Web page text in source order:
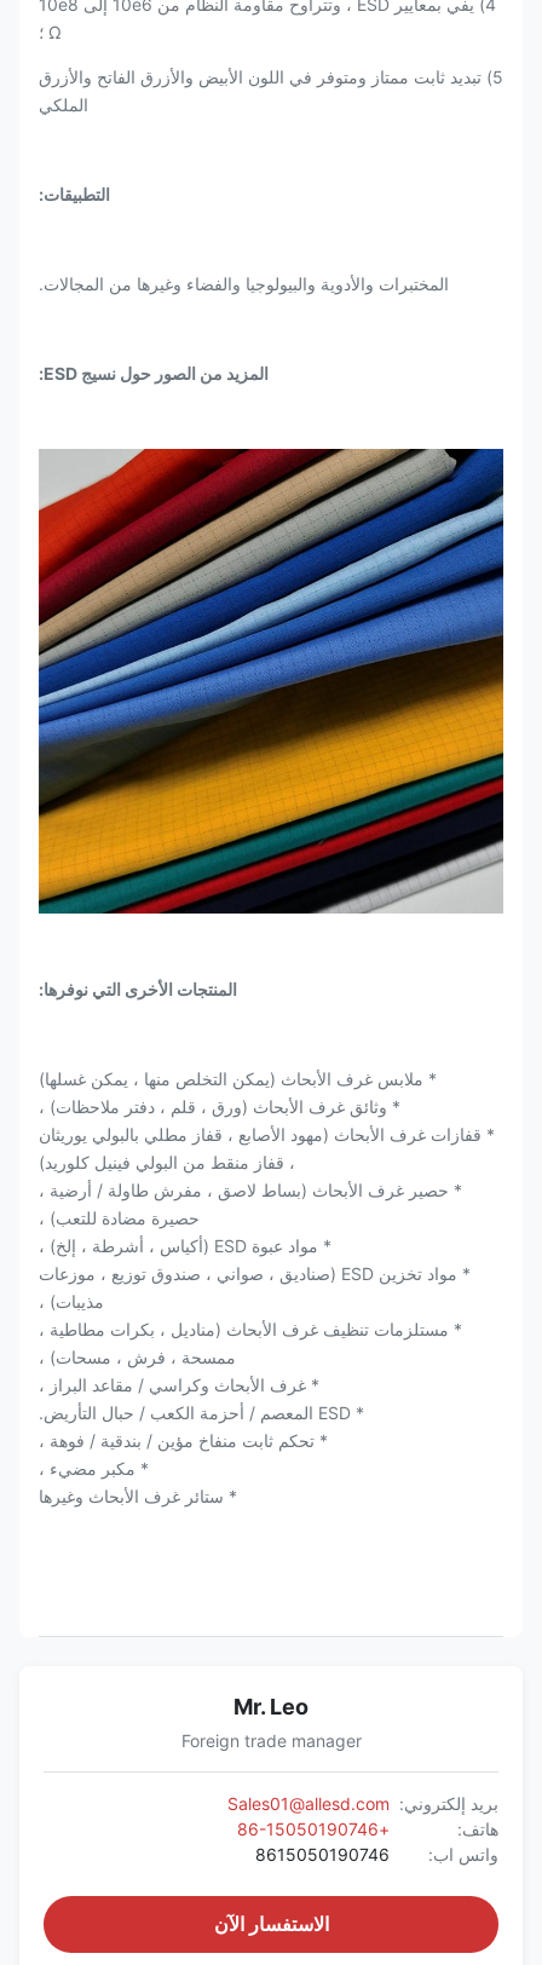
4) يفي بمعايير ESD ، وتتراوح مقاومة النظام من 10e6 إلى 10e8
Ω ؛
5) تبديد ثابت ممتاز ومتوفر في اللون الأبيض والأزرق الفاتح والأزرق
الملكي
التطبيقات:
المختبرات والأدوية والبيولوجيا والفضاء وغيرها من المجالات.
المزيد من الصور حول نسيج ESD:
المنتجات الأخرى التي نوفرها:
* ملابس غرف الأبحاث (يمكن التخلص منها ، يمكن غسلها)
* وثائق غرف الأبحاث (ورق ، قلم ، دفتر ملاحظات) ،
* قفازات غرف الأبحاث (مهود الأصابع ، قفاز مطلي بالبولي يوريثان
، قفاز منقط من البولي فينيل كلوريد)
* حصير غرف الأبحاث (بساط لاصق ، مفرش طاولة / أرضية ،
حصيرة مضادة للتعب) ،
* مواد عبوة ESD (أكياس ، أشرطة ، إلخ) ،
* مواد تخزين ESD (صناديق ، صواني ، صندوق توزيع ، موزعات
مذيبات) ،
* مستلزمات تنظيف غرف الأبحاث (مناديل ، بكرات مطاطية ،
ممسحة ، فرش ، مسحات) ،
* غرف الأبحاث وكراسي / مقاعد البراز ،
* ESD المعصم / أحزمة الكعب / حبال التأريض.
* تحكم ثابت منفاخ مؤين / بندقية / فوهة ،
* مكبر مضيء ،
* ستائر غرف الأبحاث وغيرها
Mr. Leo
Foreign trade manager
بريد إلكتروني: Sales01@allesd.com
هاتف:
+86-15050190746
واتس اب:
8615050190746
الاستفسار الآن